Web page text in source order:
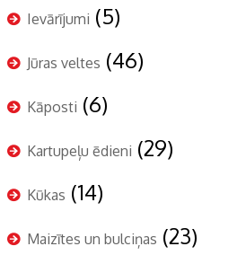
Ievārījumi (5)
Jūras veltes (46)
Kāposti (6)
Kartupeļu ēdieni (29)
Kūkas (14)
Maizītes un bulciņas (23)